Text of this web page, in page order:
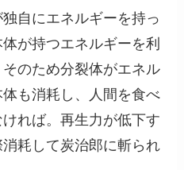
自にエネルギーを持っ
が持つエネルギーを利
のため分裂体がエネル
も消耗し、人間を食べ
れば。再生力が低下す
耗して炭治郎に斬られ